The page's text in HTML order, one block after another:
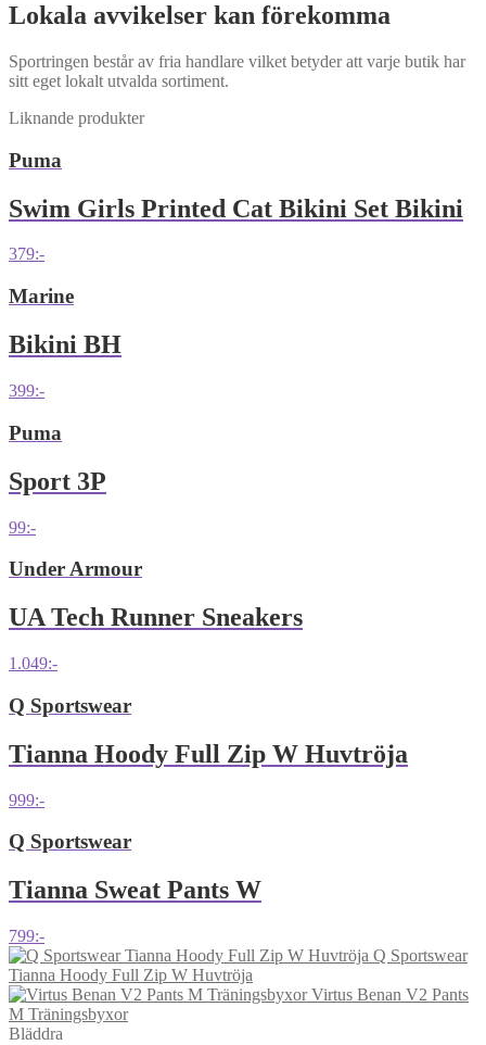
Lokala avvikelser kan förekomma
Sportringen består av fria handlare vilket betyder att varje butik har
sitt eget lokalt utvalda sortiment.
Liknande produkter
Puma
Swim Girls Printed Cat Bikini Set Bikini
379:-
Marine
Bikini BH
399:-
Puma
Sport 3P
99:-
Under Armour
UA Tech Runner Sneakers
1.049:-
Q Sportswear
Tianna Hoody Full Zip W Huvtröja
999:-
Q Sportswear
Tianna Sweat Pants W
799:-
Q Sportswear
Tianna Hoody Full Zip W Huvtröja
Virtus Benan V2 Pants
M Träningsbyxor
Bläddra